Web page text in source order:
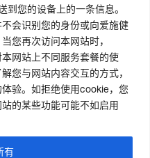
到您的设备上的一条信息。
会识别您的身份或向爱施健
您再次访问本网站时，
网站上不同服务套餐的使
您与网站内容交互的方式，
验。如拒绝使用cookie，您
的某些功能可能不如启用
有 号-2